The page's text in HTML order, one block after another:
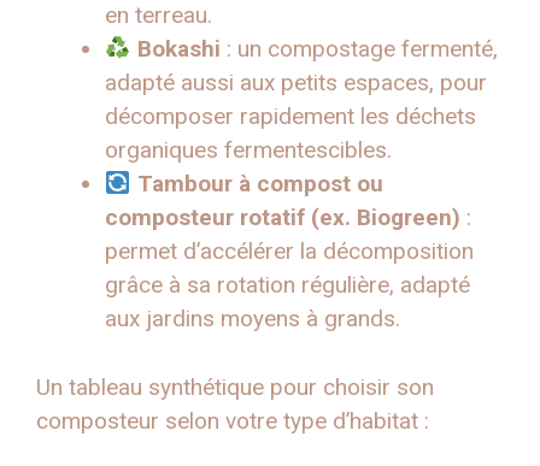
en terreau.
Bokashi : un compostage fermenté,
adapté aussi aux petits espaces, pour
décomposer rapidement les déchets
organiques fermentescibles.
Tambour à compost ou
composteur rotatif (ex. Biogreen) :
permet d’accélérer la décomposition
grâce à sa rotation régulière, adapté
aux jardins moyens à grands.
Un tableau synthétique pour choisir son
composteur selon votre type d’habitat :